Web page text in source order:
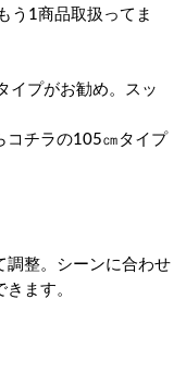
う1商品取扱ってま
イプがお勧め。スッ
コチラの105㎝タイプ
調整。シーンに合わせ
ます。